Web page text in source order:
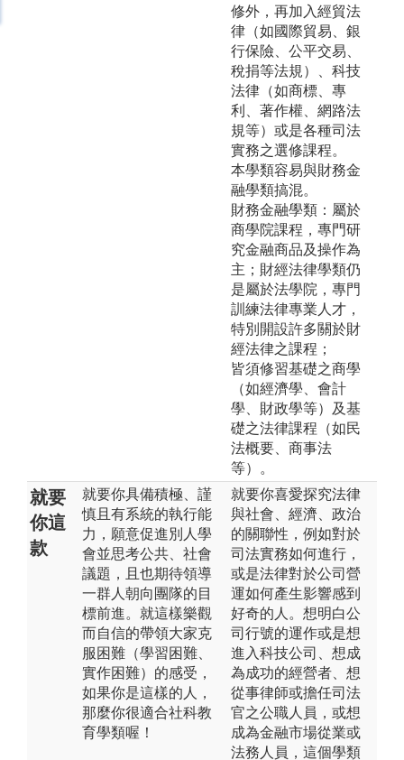
修外，再加入經貿法
律（如國際貿易、銀
行保險、公平交易、
稅捐等法規）、科技
法律（如商標、專
利、著作權、網路法
規等）或是各種司法
實務之選修課程。
本學類容易與財務金
融學類搞混。
財務金融學類：屬於
商學院課程，專門研
究金融商品及操作為
主；財經法律學類仍
是屬於法學院，專門
訓練法律專業人才，
特別開設許多關於財
經法律之課程；
皆須修習基礎之商學
（如經濟學、會計
學、財政學等）及基
礎之法律課程（如民
法概要、商事法
等）。
就要
你這
款
就要你具備積極、謹
慎且有系統的執行能
力，願意促進別人學
會並思考公共、社會
議題，且也期待領導
一群人朝向團隊的目
標前進。就這樣樂觀
而自信的帶領大家克
服困難（學習困難、
實作困難）的感受，
如果你是這樣的人，
那麼你很適合社科教
育學類喔！
就要你喜愛探究法律
與社會、經濟、政治
的關聯性，例如對於
司法實務如何進行，
或是法律對於公司營
運如何產生影響感到
好奇的人。想明白公
司行號的運作或是想
進入科技公司、想成
為成功的經營者、想
從事律師或擔任司法
官之公職人員，或想
成為金融市場從業或
法務人員，這個學類